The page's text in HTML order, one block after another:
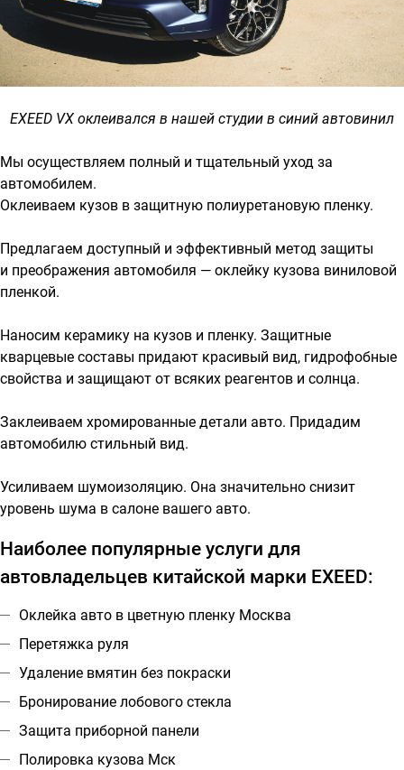
EXEED VX оклеивался в нашей студии в синий автовинил
Мы осуществляем полный и тщательный уход за
автомобилем.
Оклеиваем кузов в защитную полиуретановую пленку.
Предлагаем доступный и эффективный метод защиты
и преображения автомобиля — оклейку кузова виниловой
пленкой.
Наносим керамику на кузов и пленку. Защитные
кварцевые составы придают красивый вид, гидрофобные
свойства и защищают от всяких реагентов и солнца.
Заклеиваем хромированные детали авто. Придадим
автомобилю стильный вид.
Усиливаем шумоизоляцию. Она значительно снизит
уровень шума в салоне вашего авто.
Наиболее популярные услуги для
автовладельцев китайской марки EXEED:
Оклейка авто в цветную пленку Москва
Перетяжка руля
Удаление вмятин без покраски
Бронирование лобового стекла
Защита приборной панели
Полировка кузова Мск